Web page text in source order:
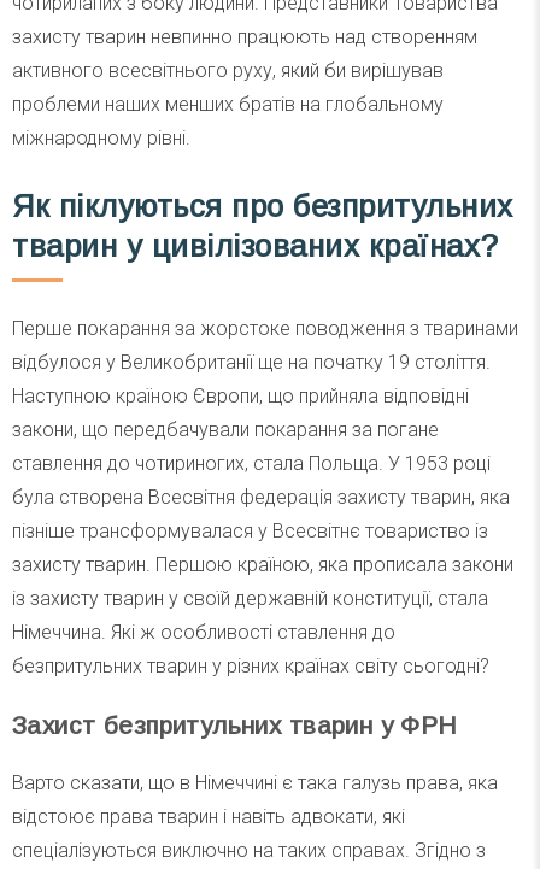
захисту тварин невпинно працюють над створенням
активного всесвітнього руху, який би вирішував
проблеми наших менших братів на глобальному
міжнародному рівні.
Як піклуються про безпритульних
тварин у цивілізованих країнах?
Перше покарання за жорстоке поводження з тваринами
відбулося у Великобританії ще на початку 19 століття.
Наступною країною Європи, що прийняла відповідні
закони, що передбачували покарання за погане
ставлення до чотириногих, стала Польща. У 1953 році
була створена Всесвітня федерація захисту тварин, яка
пізніше трансформувалася у Всесвітнє товариство із
захисту тварин. Першою країною, яка прописала закони
із захисту тварин у своїй державній конституції, стала
Німеччина. Які ж особливості ставлення до
безпритульних тварин у різних країнах світу сьогодні?
Захист безпритульних тварин у ФРН
Варто сказати, що в Німеччині є така галузь права, яка
відстоює права тварин і навіть адвокати, які
спеціалізуються виключно на таких справах. Згідно з